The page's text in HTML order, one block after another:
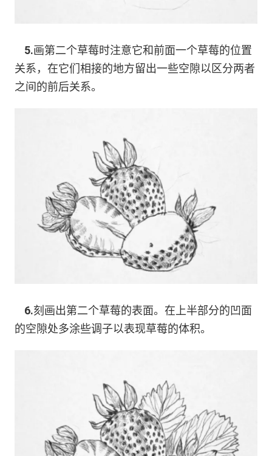
5.画第二个草莓时注意它和前面一个草莓的位置
关系，在它们相接的地方留出一些空隙以区分两者
之间的前后关系。
6.刻画出第二个草莓的表面。在上半部分的凹面
的空隙处多涂些调子以表现草莓的体积。